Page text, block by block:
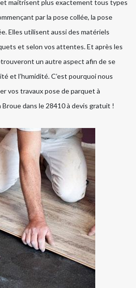
maitrisent plus exactement tous types
par la pose collée, la pose
Elles utilisent aussi des matériels
et selon vos attentes. Et après les
un autre aspect afin de se
et l’humidité. C’est pourquoi nous
vos travaux pose de parquet à
dans le 28410 à devis gratuit !